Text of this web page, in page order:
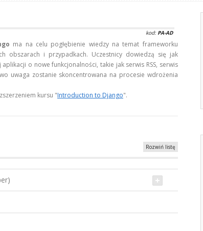
kod: PA-AD
ma na celu pogłębienie wiedzy na temat frameworku
obszarach i przypadkach. Uczestnicy dowiedzą się jak
o nowe funkcjonalności, takie jak serwis RSS, serwis
uwaga zostanie skoncentrowana na procesie wdrożenia
kursu "Introduction to Django".
Rozwiń listę